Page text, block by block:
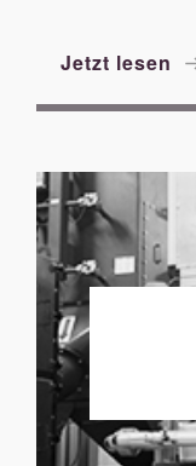
Jetzt lesen